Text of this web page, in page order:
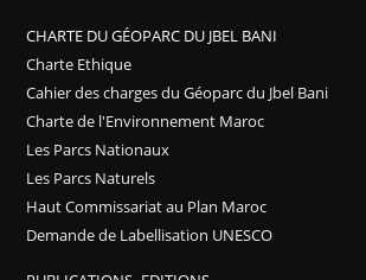
CHARTE DU GÉOPARC DU JBEL BANI
Charte Ethique
Cahier des charges du Géoparc du Jbel Bani
Charte de l'Environnement Maroc
Les Parcs Nationaux
Les Parcs Naturels
Haut Commissariat au Plan Maroc
Demande de Labellisation UNESCO